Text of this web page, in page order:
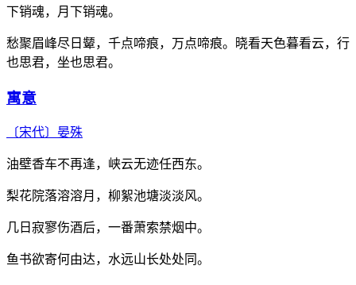
下销魂，月下销魂。
愁聚眉峰尽日颦，千点啼痕，万点啼痕。晓看天色暮看云，行
也思君，坐也思君。
寓意
〔宋代〕 晏殊
油壁香车不再逢，峡云无迹任西东。
梨花院落溶溶月，柳絮池塘淡淡风。
几日寂寥伤酒后，一番萧索禁烟中。
鱼书欲寄何由达，水远山长处处同。